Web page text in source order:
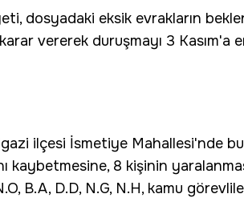
dosyadaki eksik evrakların
vererek duruşmayı 3 Kasım'a
ilçesi İsmetiye Mahallesi'nde
kaybetmesine, 8 kişinin
B.A, D.D, N.G, N.H, kamu